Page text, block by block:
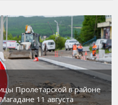
Пролетарской в районе
11 августа